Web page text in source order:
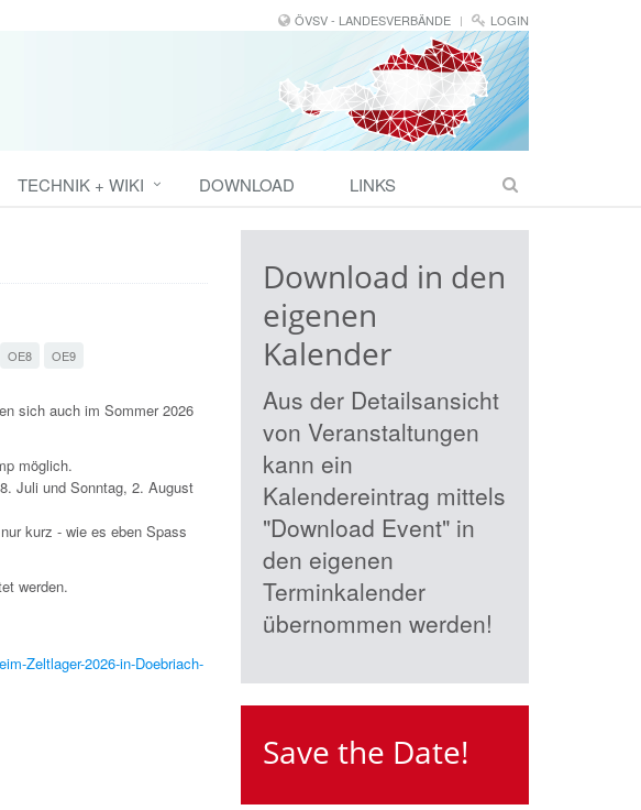
ÖVSV - LANDESVERBÄNDE LOGIN
TECHNIK + WIKI DOWNLOAD LINKS
OE8
OE9
sich auch im Sommer 2026
möglich.
Juli und Sonntag, 2. August
kurz - wie es eben Spass
werden.
Zeltlager-2026-in-Doebriach-
Download in den
eigenen
Kalender
Aus der Detailsansicht
von Veranstaltungen
kann ein
Kalendereintrag mittels
"Download Event" in
den eigenen
Terminkalender
übernommen werden!
Save the Date!